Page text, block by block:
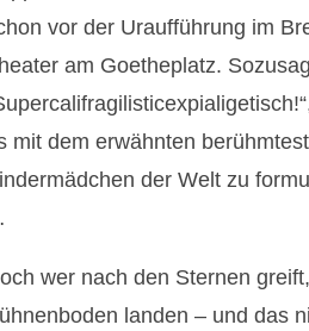
vor der Uraufführung im
am Goetheplatz.
mit dem erwähnten
der Welt zu
wer nach den Sternen
landen – und das